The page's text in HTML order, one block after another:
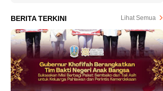
BERITA TERKINI
Lihat Semua